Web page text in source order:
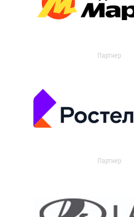
Партнер
Партнер